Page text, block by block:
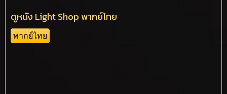
ดูหนัง Light Shop พากย์ไทย
พากย์ไทย